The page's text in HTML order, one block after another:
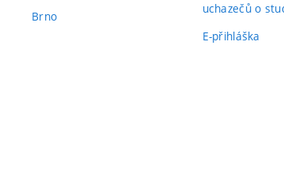
Brno
uchazečů o
E-přihláška